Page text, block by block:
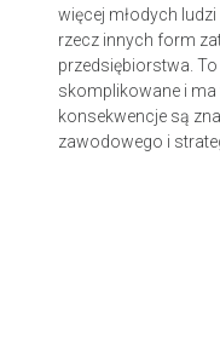
więcej młodych
rzecz innych form
przedsiębiorstwa.
skomplikowane i ma
konsekwencje są
zawodowego i